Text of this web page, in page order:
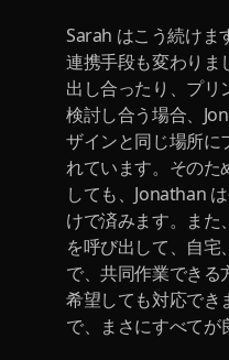
Sarah はこう続けま
連携手段も変わりま
出し合ったり、プリ
検討し合う場合、
ザインと同じ場所に
れています。そのた
しても、Jonathan
けで済みます。また
を呼び出して、自
で、共同作業できる
希望しても対応で
で、まさにすべてが